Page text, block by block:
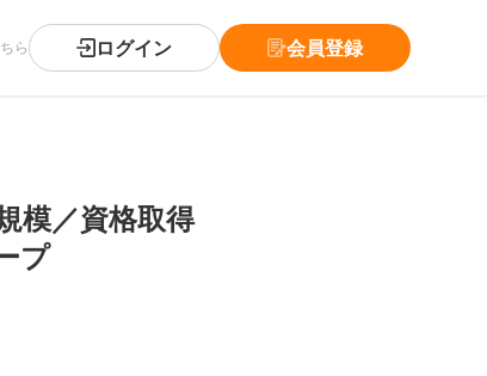
ら ログイン 会員登録
模／資格取得
プ